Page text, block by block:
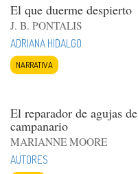
El que duerme despierto
J. B. PONTALIS
ADRIANA HIDALGO
NARRATIVA
El reparador de agujas de
campanario
MARIANNE MOORE
AUTORES